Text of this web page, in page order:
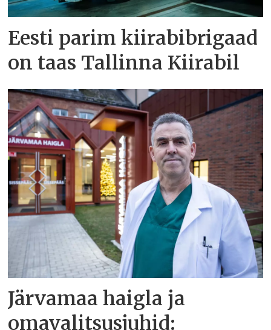
Eesti parim kiirabibrigaad
on taas Tallinna Kiirabil
Järvamaa haigla ja
omavalitsusjuhid: